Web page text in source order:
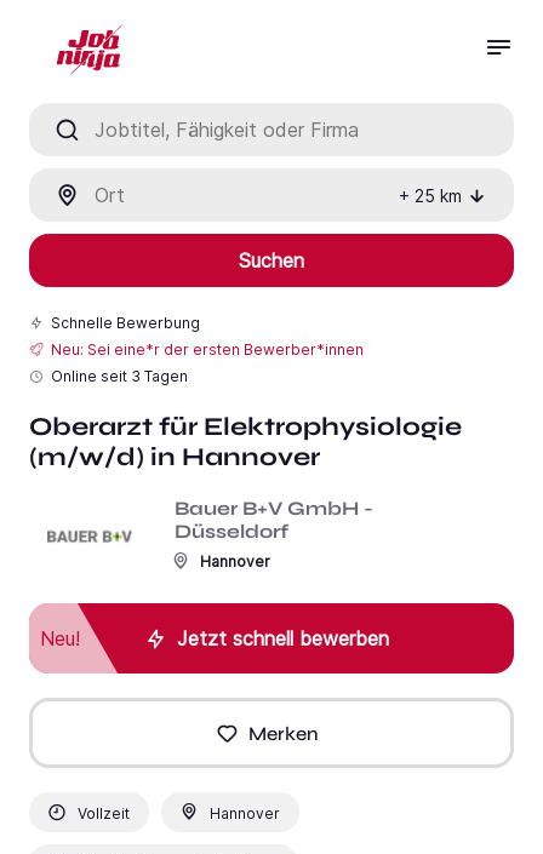
+ 25 km
Suchen
Schnelle Bewerbung
Neu: Sei eine*r der ersten Bewerber*innen
Online seit 3 Tagen
Oberarzt für Elektrophysiologie
(m/w/d) in Hannover
Bauer B+V GmbH -
Düsseldorf
Hannover
Jetzt schnell bewerben
Neu!
Merken
Vollzeit Hannover